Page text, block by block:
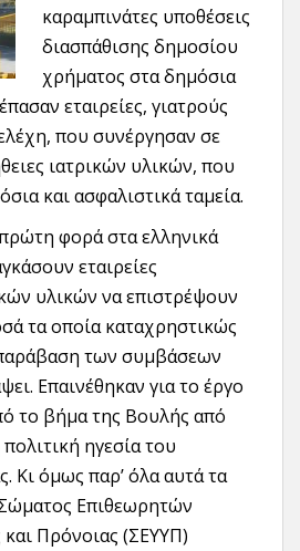
καραμπινάτες υποθέσεις
διασπάθισης δημοσίου
χρήματος στα δημόσια
εταιρείες, γιατρούς
που συνέργησαν σε
ιατρικών υλικών, που
και ασφαλιστικά ταμεία.
φορά στα ελληνικά
εταιρείες
υλικών να επιστρέψουν
τα οποία καταχρηστικώς
των συμβάσεων
Επαινέθηκαν για το έργο
το βήμα της Βουλής από
ηγεσία του
Κι όμως παρ’ όλα αυτά τα
Επιθεωρητών
Πρόνοιας (ΣΕΥΥΠ)